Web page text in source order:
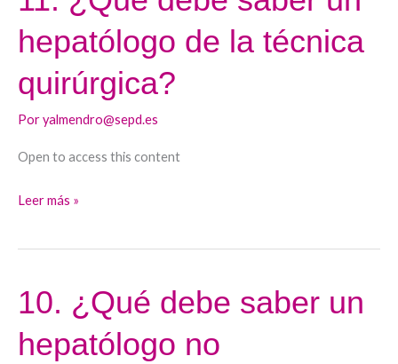
hepatólogo de la técnica
quirúrgica?
Poryalmendro@sepd.es
Open to access this content
¿Qué
debe
un
la
quirúrgica?
Leer más »
10. ¿Qué debe saber un
hepatólogo no
10.
¿Qué
debe